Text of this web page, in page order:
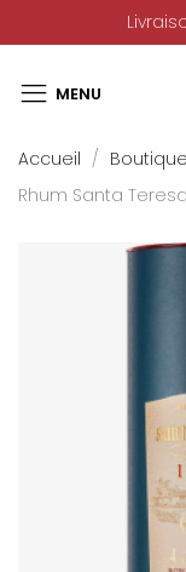
Accueil
Rhum Santa